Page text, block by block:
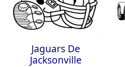
Jaguars De
Jacksonville